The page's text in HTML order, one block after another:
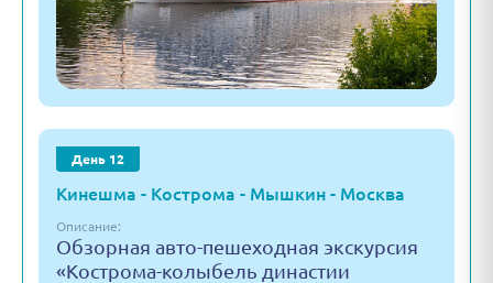
День 12
Кинешма - Кострома - Мышкин - Москва
Описание:
Обзорная авто-пешеходная экскурсия
«Кострома-колыбель династии